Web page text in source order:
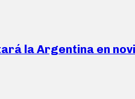
la Argentina en